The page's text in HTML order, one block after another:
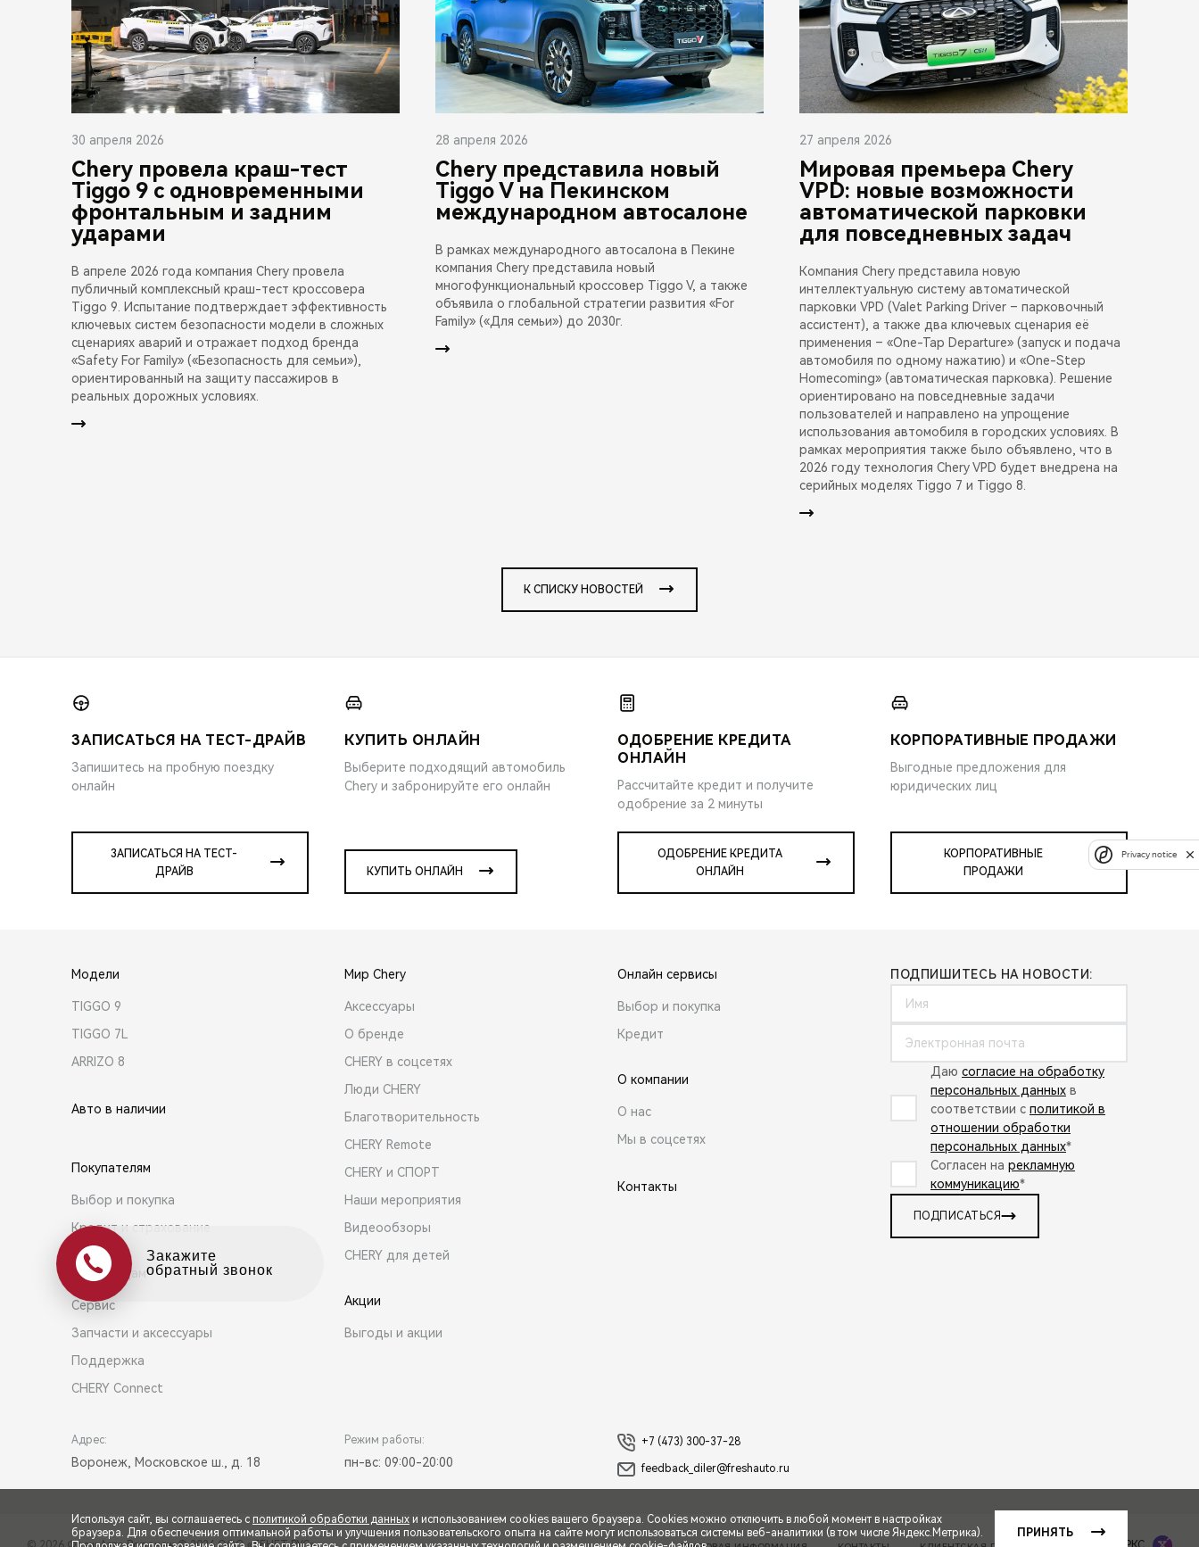
30 апреля 2026
Chery провела краш-тест
Tiggo 9 с одновременными
фронтальным и задним
ударами
В апреле 2026 года компания Chery провела
публичный комплексный краш-тест кроссовера
Tiggo 9. Испытание подтверждает эффективность
ключевых систем безопасности модели в сложных
сценариях аварий и отражает подход бренда
«Safety For Family» («Безопасность для семьи»),
ориентированный на защиту пассажиров в
реальных дорожных условиях.
28 апреля 2026
Chery представила новый
Tiggo V на Пекинском
международном автосалоне
В рамках международного автосалона в Пекине
компания Chery представила новый
многофункциональный кроссовер Tiggo V, а также
объявила о глобальной стратегии развития «For
Family» («Для семьи») до 2030г.
27 апреля 2026
Мировая премьера Chery
VPD: новые возможности
автоматической парковки
для повседневных задач
Компания Chery представила новую
интеллектуальную систему автоматической
парковки VPD (Valet Parking Driver – парковочный
ассистент), а также два ключевых сценария её
применения – «One-Tap Departure» (запуск и подача
автомобиля по одному нажатию) и «One-Step
Homecoming» (автоматическая парковка). Решение
ориентировано на повседневные задачи
пользователей и направлено на упрощение
использования автомобиля в городских условиях. В
рамках мероприятия также было объявлено, что в
2026 году технология Chery VPD будет внедрена на
серийных моделях Tiggo 7 и Tiggo 8.
К СПИСКУ НОВОСТЕЙ
ЗАПИСАТЬСЯ НА ТЕСТ-ДРАЙВ
Запишитесь на пробную поездку
онлайн
ЗАПИСАТЬСЯ НА ТЕСТ-
ДРАЙВ
КУПИТЬ ОНЛАЙН
Выберите подходящий автомобиль
Chery и забронируйте его онлайн
КУПИТЬ ОНЛАЙН
ОДОБРЕНИЕ КРЕДИТА
ОНЛАЙН
Рассчитайте кредит и получите
одобрение за 2 минуты
ОДОБРЕНИЕ КРЕДИТА
ОНЛАЙН
КОРПОРАТИВНЫЕ ПРОДАЖИ
Выгодные предложения для
юридических лиц
КОРПОРАТИВНЫЕ
ПРОДАЖИ
Модели
TIGGO 9
TIGGO 7L
ARRIZO 8
Авто в наличии
Покупателям
Выбор и покупка
Кредит и страхование
Владельцам
Сервис
Запчасти и аксессуары
Поддержка
CHERY Connect
Мир Chery
Аксессуары
О бренде
CHERY в соцсетях
Люди CHERY
Благотворительность
CHERY Remote
CHERY и СПОРТ
Наши мероприятия
Видеообзоры
CHERY для детей
Акции
Выгоды и акции
Онлайн сервисы
Выбор и покупка
Кредит
О компании
О нас
Мы в соцсетях
Контакты
ПОДПИШИТЕСЬ НА НОВОСТИ:
Даю согласие на обработку
персональных данных в
соответствии с политикой в
отношении обработки
персональных данных*
Согласен на рекламную
коммуникацию*
ПОДПИСАТЬСЯ
Адрес:
Воронеж, Московское ш., д. 18
Режим работы:
пн-вс: 09:00-20:00
+7 (473) 300-37-28
feedback_diler@freshauto.ru
Используя сайт, вы соглашаетесь с политикой обработки данных и использованием cookies вашего браузера. Cookies можно отключить в любой момент в настройках
браузера. Для обеспечения оптимальной работы и улучшения пользовательского опыта на сайте могут использоваться системы веб-аналитики (в том числе Яндекс.Метрика).
ПРИНЯТЬ
Оцените свой авто
в обмен на новый
Privacy notice